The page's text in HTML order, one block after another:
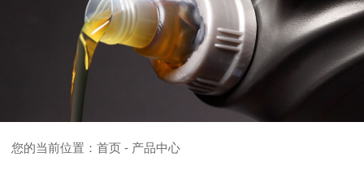
您的当前位置： 首页 - 产品中心